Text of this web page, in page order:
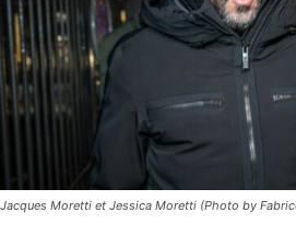
Jacques Moretti et Jessica Moretti (Photo by